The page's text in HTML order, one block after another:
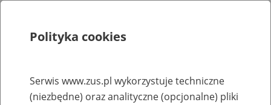
Rejestry, ewidencje i archiwa
Polityka cookies
Serwis www.zus.pl wykorzystuje techniczne
(niezbędne) oraz analityczne (opcjonalne) pliki